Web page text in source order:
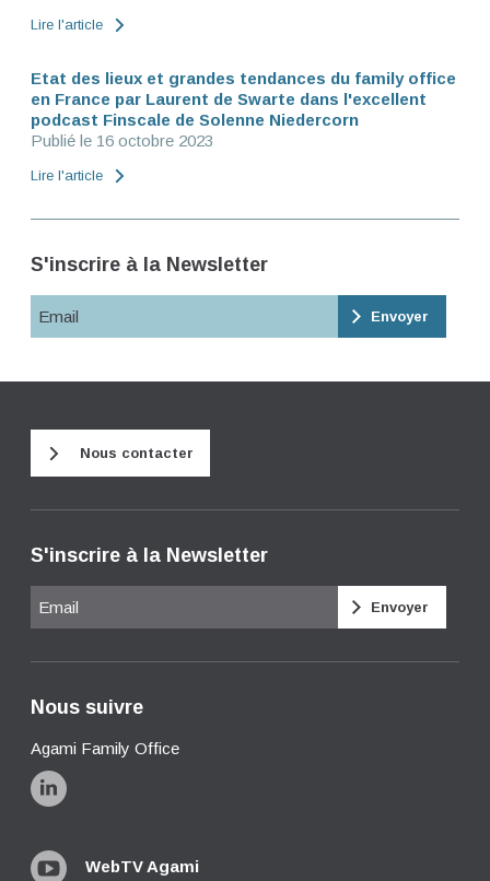
Lire l'article
Etat des lieux et grandes tendances du family office
en France par Laurent de Swarte dans l'excellent
podcast Finscale de Solenne Niedercorn
Publié le 16 octobre 2023
Lire l'article
S'inscrire à la Newsletter
Nous contacter
S'inscrire à la Newsletter
Nous suivre
Agami Family Office
WebTV Agami